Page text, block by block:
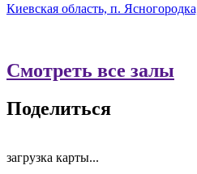
Киевская область, п.
Смотреть все залы
Поделиться
загрузка карты...